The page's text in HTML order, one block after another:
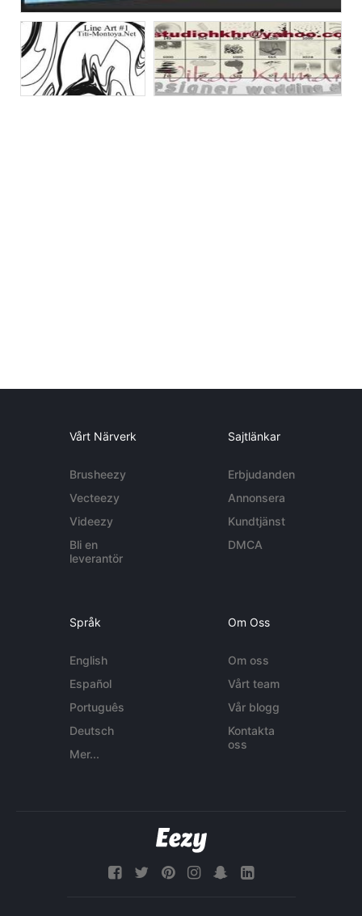
Vårt Närverk
Brusheezy
Vecteezy
Videezy
Bli en
leverantör
Sajtlänkar
Erbjudanden
Annonsera
Kundtjänst
DMCA
Språk
English
Español
Português
Deutsch
Mer...
Om Oss
Om oss
Vårt team
Vår blogg
Kontakta
oss